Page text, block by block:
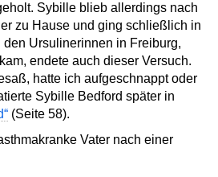
Sybille blieb allerdings nach
zu Hause und ging schließlich in
Ursulinerinnen in Freiburg,
endete auch dieser Versuch.
hatte ich aufgeschnappt oder
Sybille Bedford später in
(Seite 58).
Vater nach einer